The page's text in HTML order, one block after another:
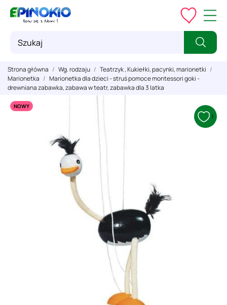
Strona główna Wg. rodzaju
Teatrzyk , Kukiełki, pacynki, marionetki
Marionetka
Marionetka dla dzieci - struś pomoce montessori goki -
drewniana zabawka, zabawa w teatr, zabawka dla 3 latka
NOWY
1